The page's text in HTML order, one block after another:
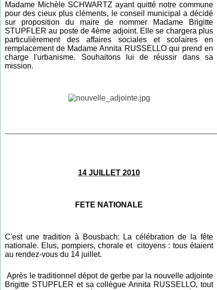
Madame Michèle SCHWARTZ ayant quitté notre commune
pour des cieux plus cléments, le conseil municipal a décidé
sur proposition du maire de nommer Madame Brigitte
STUPFLER au poste de 4ème adjoint. Elle se chargera plus
particulièrement des affaires sociales et scolaires en
remplacement de Madame Annita RUSSELLO qui prend en
charge l'urbanisme. Souhaitons lui de réussir dans sa
mission.
14 JUILLET 2010
FETE NATIONALE
C'est une tradition à Bousbach: La célébration de la fête
nationale. Elus, pompiers, chorale et citoyens : tous étaient
au rendez-vous du 14 juillet.
Après le traditionnel dépot de gerbe par la nouvelle adjointe
Brigitte STUPFLER et sa collègue Annita RUSSELLO, tout